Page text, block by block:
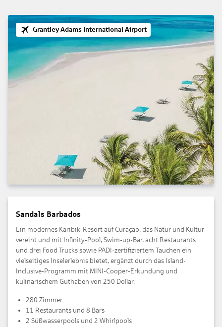
Grantley Adams International Airport
Sandals Barbados
Ein modernes Karibik-Resort auf Curaçao, das Natur und Kultur
vereint und mit Infinity-Pool, Swim-up-Bar, acht Restaurants
und drei Food Trucks sowie PADI-zertifiziertem Tauchen ein
vielseitiges Inselerlebnis bietet, ergänzt durch das Island-
Inclusive-Programm mit MINI-Cooper-Erkundung und
kulinarischem Guthaben von 250 Dollar.
280 Zimmer
11 Restaurants und 8 Bars
2 Süßwasserpools und 2 Whirlpools